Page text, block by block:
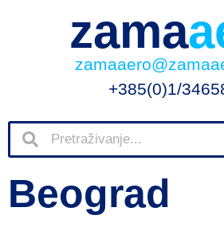
zama
+385(0)1/
Beograd